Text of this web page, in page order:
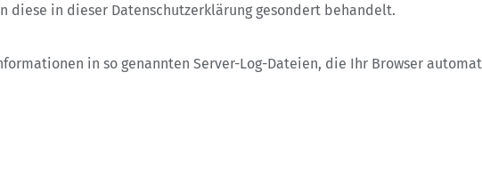
diese in dieser Datenschutzerklärung gesondert behandelt.
in so genannten Server-Log-Dateien, die Ihr Browser